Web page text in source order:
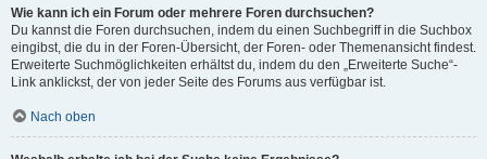
Wie kann ich ein Forum oder mehrere Foren durchsuchen?
Du kannst die Foren durchsuchen, indem du einen Suchbegriff in die Suchbox
eingibst, die du in der Foren-Übersicht, der Foren- oder Themenansicht findest.
Erweiterte Suchmöglichkeiten erhältst du, indem du den „Erweiterte Suche“-
Link anklickst, der von jeder Seite des Forums aus verfügbar ist.
Nach oben